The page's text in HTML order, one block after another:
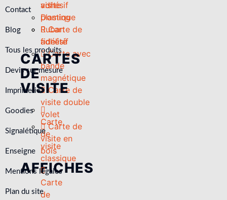
visite
plastique
Carte de
fidélité
Carte avec
bande
magnétique
Carte de
visite double
volet
Carte de
visite en
bois
AFFICHES
adhésif
Doming
Ruban
adhésif
CARTES
DE
VISITE
Carte
de
visite
classique
Carte
de
Contact
Blog
Tous les produits
Devis sur mesure
Imprimerie
Goodies
Signalétique
Enseigne
Mentions légales
Plan du site